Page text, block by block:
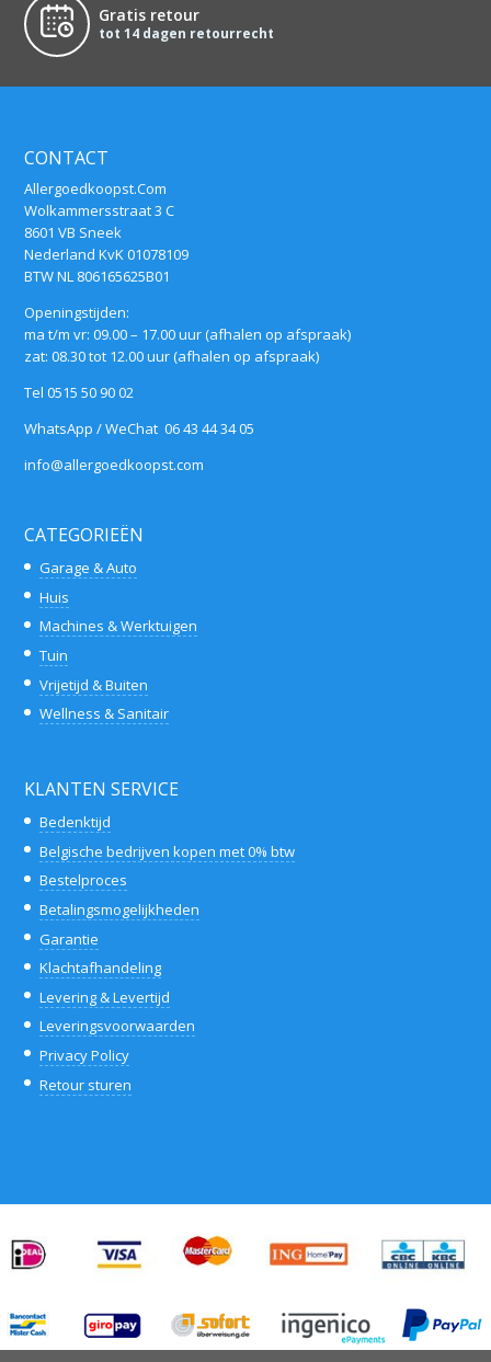
Gratis retour
tot 14 dagen retourrecht
CONTACT
Allergoedkoopst.Com
Wolkammersstraat 3 C
8601 VB Sneek
Nederland KvK 01078109
BTW NL 806165625B01
Openingstijden:
ma t/m vr: 09.00 – 17.00 uur (afhalen op afspraak)
zat: 08.30 tot 12.00 uur (afhalen op afspraak)
Tel 0515 50 90 02
WhatsApp / WeChat 06 43 44 34 05
info@allergoedkoopst.com
CATEGORIEËN
Garage & Auto
Huis
Machines & Werktuigen
Tuin
Vrijetijd & Buiten
Wellness & Sanitair
KLANTEN SERVICE
Bedenktijd
Belgische bedrijven kopen met 0% btw
Bestelproces
Betalingsmogelijkheden
Garantie
Klachtafhandeling
Levering & Levertijd
Leveringsvoorwaarden
Privacy Policy
Retour sturen